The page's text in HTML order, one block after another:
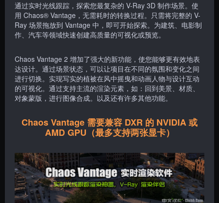
通过实时光线跟踪，探索您最复杂的 V-Ray 3D 制作场景。使
用 Chaos® Vantage，无需耗时的转换过程。只需将完整的 V-
Ray 场景拖放到 Vantage 中，即可开始探索。为建筑、电影制
作、汽车等领域快速创建高质量的可视化或预览。
Chaos Vantage 2 增加了强大的新功能，使您能够更有效地表
达设计。通过场景状态，可以让项目在不同的氛围和变化之间
进行切换。实现写实的植被在风中摇曳和动画人物与设计互动
的可视化。通过支持主流的渲染元素，如：回到美景、材质、
对象蒙版，进行图像合成。以及还有许多其他功能。
Chaos Vantage 需要兼容 DXR 的 NVIDIA 或
AMD GPU（最多支持两张显卡）